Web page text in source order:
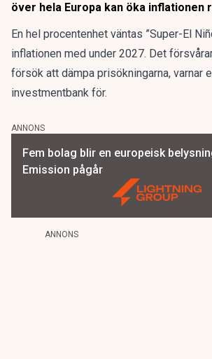
över hela Europa kan öka inflationen
En hel procentenhet väntas ”Super-El
inflationen med under 2027. Det
försök att dämpa prisökningarna, varnar
investmentbank för.
ANNONS
Fem bolag blir en europeisk
Emission pågår
ANNONS